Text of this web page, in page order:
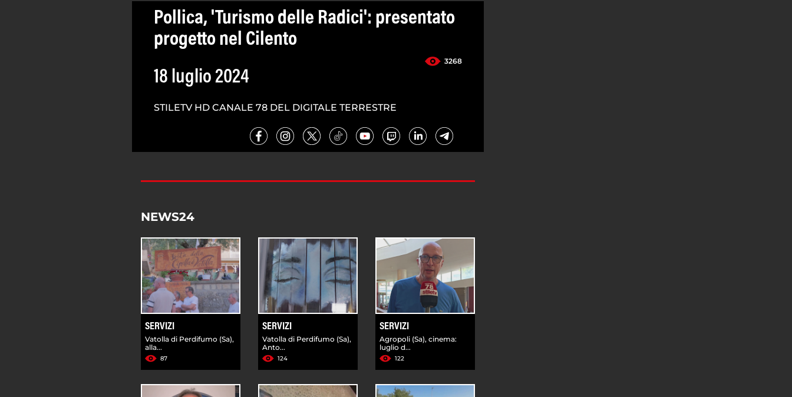
Pollica, 'Turismo delle Radici': presentato
progetto nel Cilento
3268
18 luglio 2024
STILETV HD CANALE 78 DEL DIGITALE TERRESTRE
NEWS24
SERVIZI
Vatolla di Perdifumo (Sa),
alla...
87
SERVIZI
Vatolla di Perdifumo (Sa),
Anto...
124
SERVIZI
Agropoli (Sa), cinema:
luglio d...
122